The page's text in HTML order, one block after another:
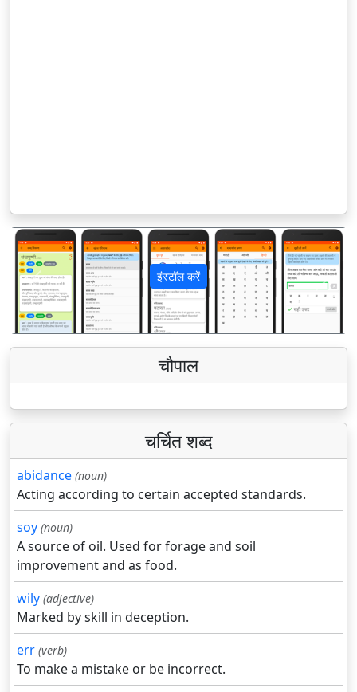
इंस्टॉल करें
पिछला अगला
चौपाल
चर्चित शब्द
abidance (noun)
Acting according to certain accepted standards.
soy (noun)
A source of oil. Used for forage and soil
improvement and as food.
wily (adjective)
Marked by skill in deception.
err (verb)
To make a mistake or be incorrect.